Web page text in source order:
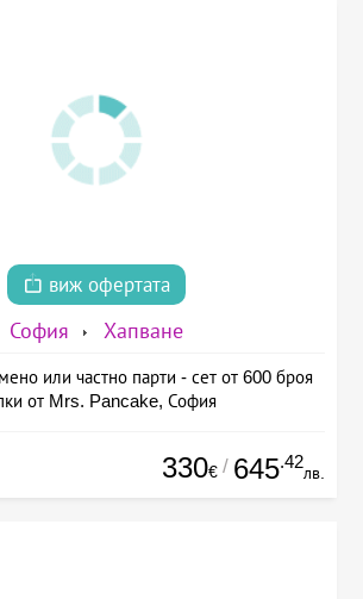
виж офертата
София Хапване
или частно парти - сет от 600 броя
от Mrs. Pancake, София
330€ / 645.42
лв.